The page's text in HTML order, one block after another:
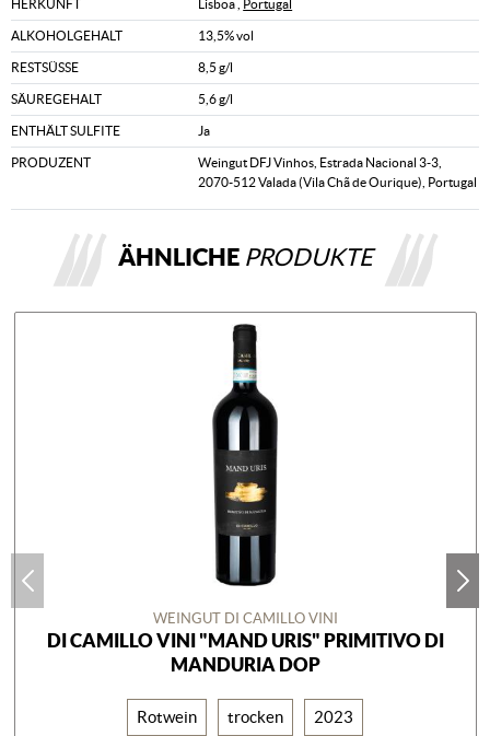
HERKUNFT Lisboa , Portugal
ALKOHOLGEHALT 13,5% vol
RESTSÜSSE 8,5 g/l
SÄUREGEHALT 5,6 g/l
ENTHÄLT SULFITE Ja
PRODUZENT
Weingut DFJ Vinhos, Estrada Nacional 3-3,
2070-512 Valada (Vila Chã de Ourique), Portugal
ÄHNLICHE PRODUKTE
WEINGUT DI CAMILLO VINI
DI CAMILLO VINI "MAND URIS" PRIMITIVO DI
MANDURIA DOP
Rotwein trocken 2023